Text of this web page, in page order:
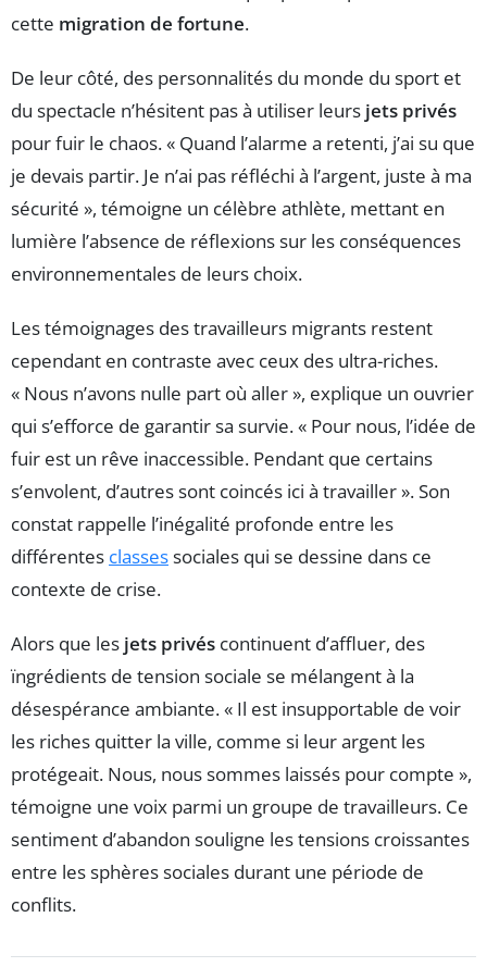
cette migration de fortune.
De leur côté, des personnalités du monde du sport et
du spectacle n’hésitent pas à utiliser leurs jets privés
pour fuir le chaos. « Quand l’alarme a retenti, j’ai su que
je devais partir. Je n’ai pas réfléchi à l’argent, juste à ma
sécurité », témoigne un célèbre athlète, mettant en
lumière l’absence de réflexions sur les conséquences
environnementales de leurs choix.
Les témoignages des travailleurs migrants restent
cependant en contraste avec ceux des ultra-riches.
« Nous n’avons nulle part où aller », explique un ouvrier
qui s’efforce de garantir sa survie. « Pour nous, l’idée de
fuir est un rêve inaccessible. Pendant que certains
s’envolent, d’autres sont coincés ici à travailler ». Son
constat rappelle l’inégalité profonde entre les
différentes classessociales qui se dessine dans ce
contexte de crise.
Alors que les jets privés continuent d’affluer, des
ïngrédients de tension sociale se mélangent à la
désespérance ambiante. « Il est insupportable de voir
les riches quitter la ville, comme si leur argent les
protégeait. Nous, nous sommes laissés pour compte »,
témoigne une voix parmi un groupe de travailleurs. Ce
sentiment d’abandon souligne les tensions croissantes
entre les sphères sociales durant une période de
conflits.